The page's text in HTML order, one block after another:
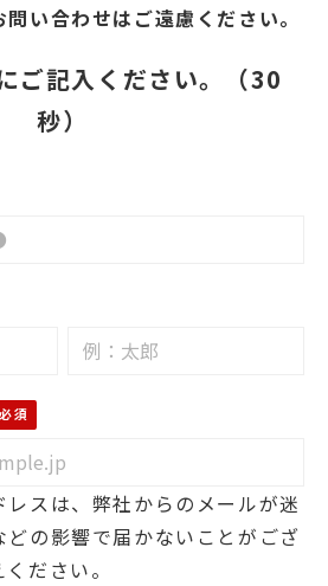
い合わせはご遠慮ください。
ご記入ください。（30
秒）
スは、弊社からのメールが迷
の影響で届かないことがござ
ださい。